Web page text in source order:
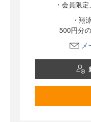
・会員限
・翔
500円分
メ